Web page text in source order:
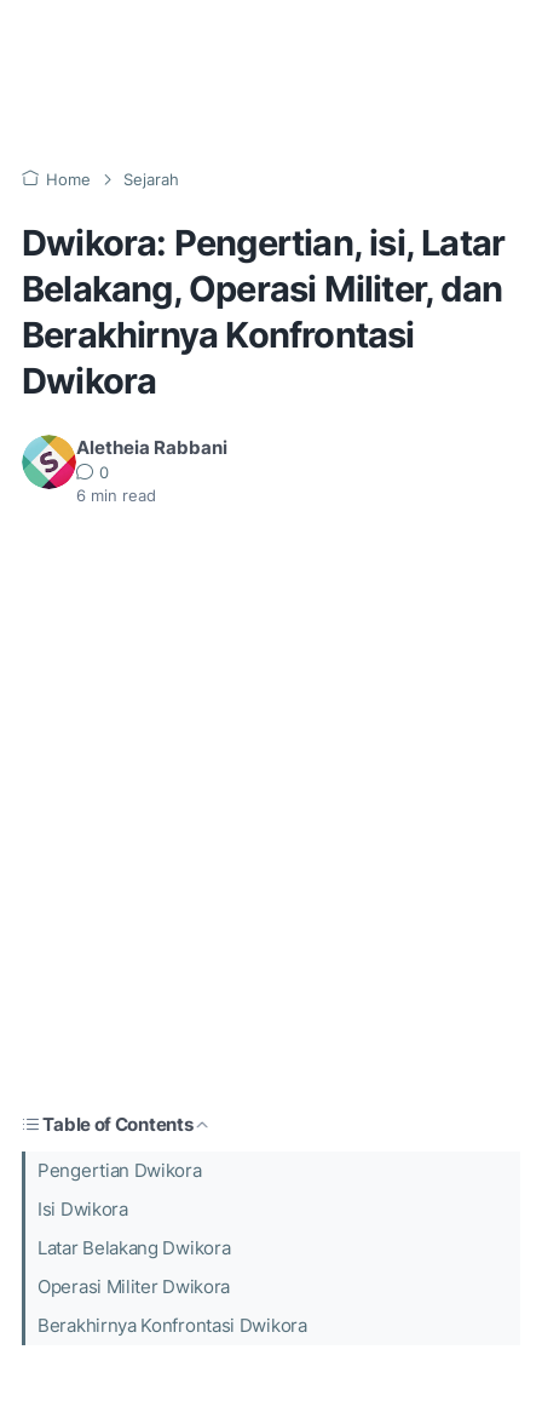
Home Sejarah
Dwikora: Pengertian, isi, Latar
Belakang, Operasi Militer, dan
Berakhirnya Konfrontasi
Dwikora
Aletheia Rabbani
0
6 min read
Table of Contents
Pengertian Dwikora
Isi Dwikora
Latar Belakang Dwikora
Operasi Militer Dwikora
Berakhirnya Konfrontasi Dwikora